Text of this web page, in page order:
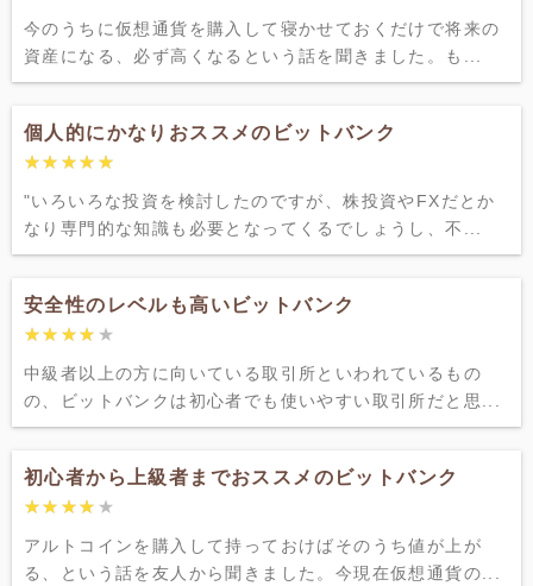
今のうちに仮想通貨を購入して寝かせておくだけで将来の
資産になる、必ず高くなるという話を聞きました。も...
個人的にかなりおススメのビットバンク
★★★★★
★★★★★
"いろいろな投資を検討したのですが、株投資やFXだとか
なり専門的な知識も必要となってくるでしょうし、不...
安全性のレベルも高いビットバンク
★★★★★
★★★★★
中級者以上の方に向いている取引所といわれているもの
の、ビットバンクは初心者でも使いやすい取引所だと思...
初心者から上級者までおススメのビットバンク
★★★★★
★★★★★
アルトコインを購入して持っておけばそのうち値が上が
る、という話を友人から聞きました。今現在仮想通貨の...